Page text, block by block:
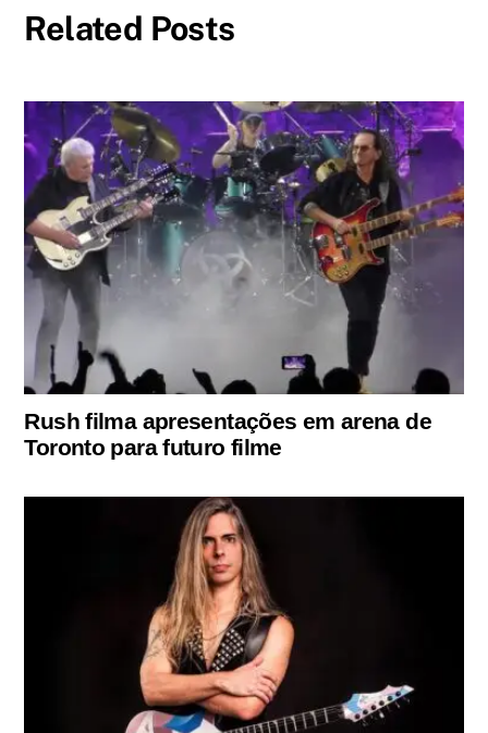
Related Posts
Rush filma apresentações em arena de
Toronto para futuro filme